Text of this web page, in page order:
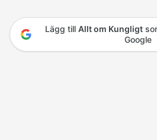
Lägg till Allt om Kungligt
Google